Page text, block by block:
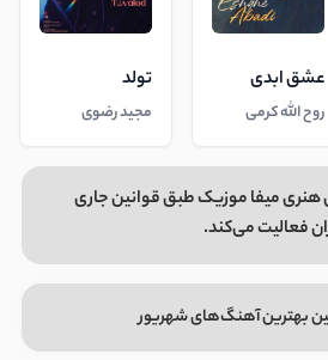
عشق ابدی
روح الله کرمی
تولد
مجید رضوی
هنری میفا موزیک طبق قوانین جاری
فعالیت می‌کند.
بهترین آهنگ‌های شهریور